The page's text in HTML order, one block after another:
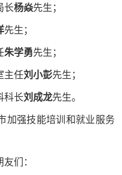
长杨焱先生；
先生；
朱学勇先生；
主任刘小彭先生；
长刘成龙先生。
强技能培训和就业服务
们：